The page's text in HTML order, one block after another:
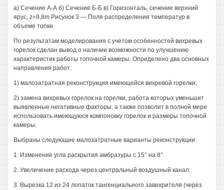
а) Сечение А-А б) Сечение Б-Б в) Горизонталь, сечение верхний
ярус, z=9,8m Рисунок 3 — Поля распределения температур в
объеме топки
По результатам моделирования с учетом особенностей вихревых
горелок сделан вывод о наличии возможности по улучшению
характеристик работы топочной камеры. Определено два основных
направления работ:
1) малозатратная реконструкция имеющейся вихревой горелки;
2) замена вихревых горелок на горелки, работа которых уменьшит
выявленные негативные факторы, а также позволит в полной мере
использовать имеющуюся компоновку горелок и размеры топочной
камеры.
Выбраны следующие малозатратные варианты реконструкции:
1. Изменение угла раскрытия амбразуры с 15° на 8°.
2. Увеличение расхода через центральный воздушный канал.
3. Вырезка 12 из 24 лопаток тангенциального завихрителя (через